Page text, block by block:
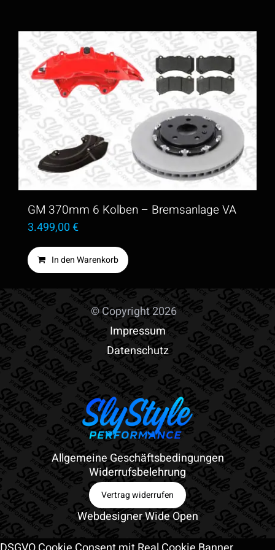
GM 370mm 6 Kolben – Bremsanlage VA
3.499,00€
In den Warenkorb
© Copyright 2026
Impressum
Datenschutz
Allgemeine Geschäftsbedingungen
Widerrufsbelehrung
Vertrag widerrufen
Webdesigner Wide Open